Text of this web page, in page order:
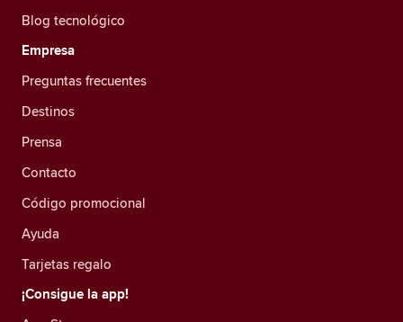
Blog tecnológico
Empresa
Preguntas frecuentes
Destinos
Prensa
Contacto
Código promocional
Ayuda
Tarjetas regalo
¡Consigue la app!